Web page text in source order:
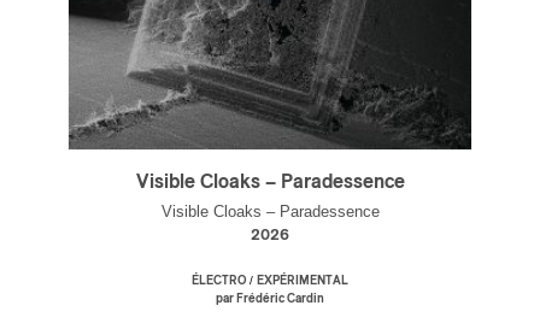
Visible Cloaks – Paradessence
Visible Cloaks – Paradessence
2026
ÉLECTRO / EXPÉRIMENTAL
par Frédéric Cardin